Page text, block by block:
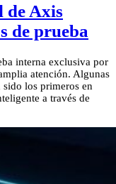
de Axis
de prueba
interna exclusiva por
atención. Algunas
los primeros en
a través de